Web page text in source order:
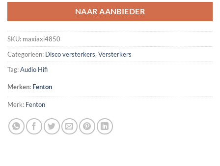
NAAR AANBIEDER
SKU: maxiaxi4850
Categorieën: Disco versterkers, Versterkers
Tag:Audio Hifi
Merken: Fenton
Merk: Fenton